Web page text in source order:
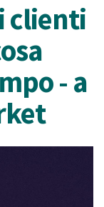
clienti
- a